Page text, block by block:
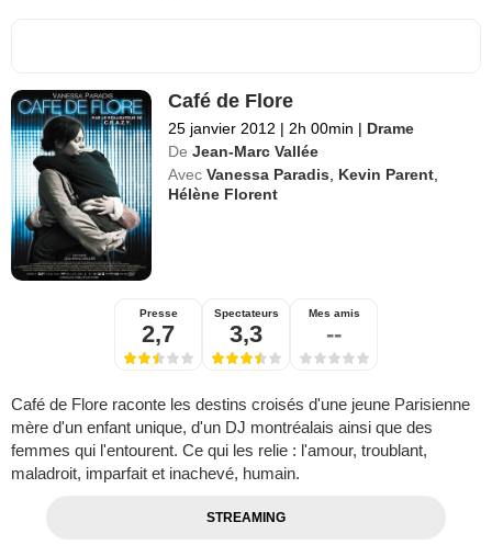
Café de Flore
25 janvier 2012 | 2h 00min | Drame
De Jean-Marc Vallée
Avec Vanessa Paradis Kevin Parent
Hélène Florent
Presse
2,7
Spectateurs
3,3
Mes amis
--
Café de Flore raconte les destins croisés d'une jeune Parisienne
mère d'un enfant unique, d'un DJ montréalais ainsi que des
femmes qui l'entourent. Ce qui les relie : l'amour, troublant,
maladroit, imparfait et inachevé, humain.
STREAMING